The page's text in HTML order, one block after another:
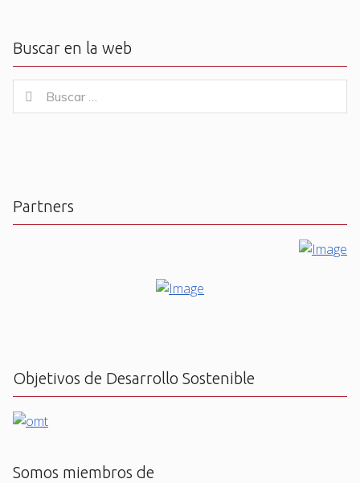
Buscar en la web
for:
Buscar
Partners
Objetivos de Desarrollo Sostenible
Somos miembros de